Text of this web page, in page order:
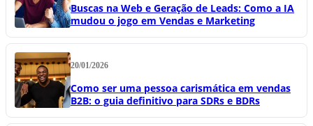
Buscas na Web e Geração de Leads: Como a IA
mudou o jogo em Vendas e Marketing
20/01/2026
Como ser uma pessoa carismática em vendas
B2B: o guia definitivo para SDRs e BDRs